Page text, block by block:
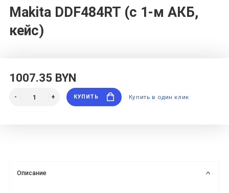
Makita DDF484RT (с 1-м АКБ,
кейс)
1007.35 BYN
КУПИТЬ Купить в один клик
Описание